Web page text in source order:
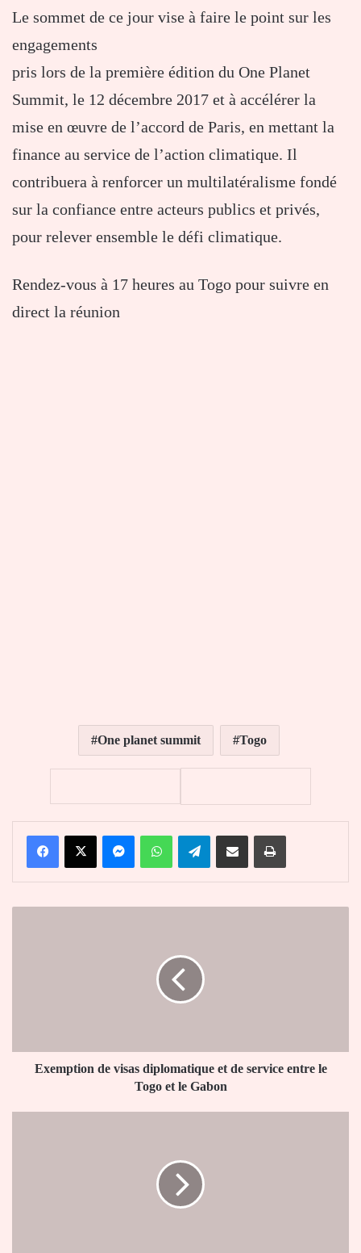
Le sommet de ce jour vise à faire le point sur les
engagements
pris lors de la première édition du One Planet
Summit, le 12 décembre 2017 et à accélérer la
mise en œuvre de l’accord de Paris, en mettant la
finance au service de l’action climatique. Il
contribuera à renforcer un multilatéralisme fondé
sur la confiance entre acteurs publics et privés,
pour relever ensemble le défi climatique.
Rendez-vous à 17 heures au Togo pour suivre en
direct la réunion
One planet summit Togo
FacebookX MessengerWhatsAppTelegramPartager par email Imprimer
le
Exemption de visas diplomatique et de service entre le
Togo et le Gabon